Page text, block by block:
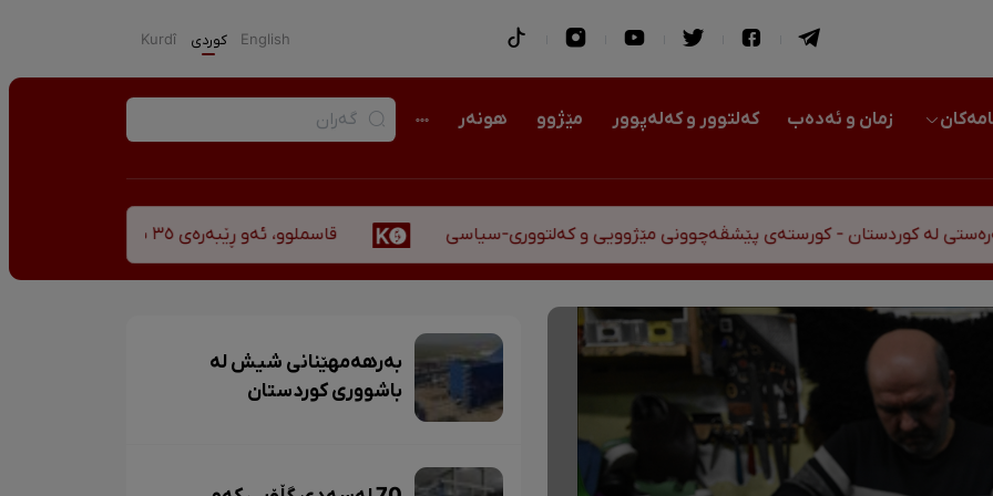
English كوردی Kurdî
زمان و ئەدەب کەلتوور و کەلەپوور مێژوو هونەر
کوردستان - کورستەی پێشڤەچوونی مێژوویی و کەلتووری-سیاسی قاسملوو، ئەو ڕێبەرەی ٣٥ ساڵ پاش شەهید بوونیشی ڕێبازەکەی هەر زیندووە
بەرهەمهێنانی شیش لە
باشووری کوردستان